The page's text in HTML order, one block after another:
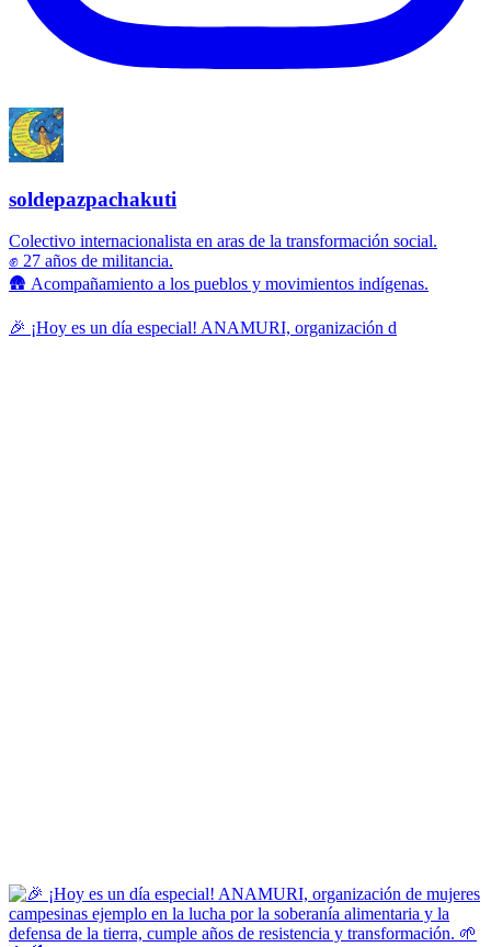
soldepazpachakuti
Colectivo internacionalista en aras de la transformación social.
✊ 27 años de militancia.
🛖 Acompañamiento a los pueblos y movimientos indígenas.
🎉 ¡Hoy es un día especial! ANAMURI, organización d